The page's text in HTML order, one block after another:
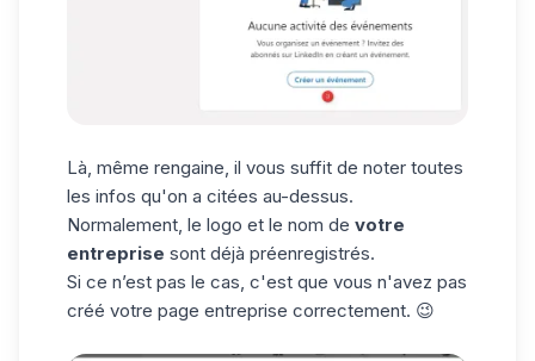
Là, même rengaine, il vous suffit de noter toutes
les infos qu'on a citées au-dessus.
Normalement, le logo et le nom de votre
entreprise sont déjà préenregistrés.
Si ce n’est pas le cas, c'est que vous n'avez pas
créé votre page entreprise correctement. 😉